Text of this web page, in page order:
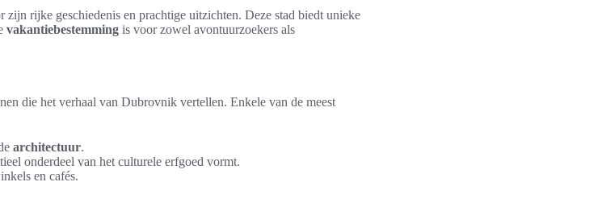
rijke geschiedenis en prachtige uitzichten. Deze stad biedt unieke
vakantiebestemming is voor zowel avontuurzoekers als
die het verhaal van Dubrovnik vertellen. Enkele van de meest
architectuur.
onderdeel van het culturele erfgoed vormt.
en cafés.